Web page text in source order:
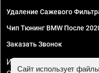
Удаление Сажевого
Чип Тюнинг BMW После
Заказать Звонок
ИП Смирнов Георгий
Сайт использует